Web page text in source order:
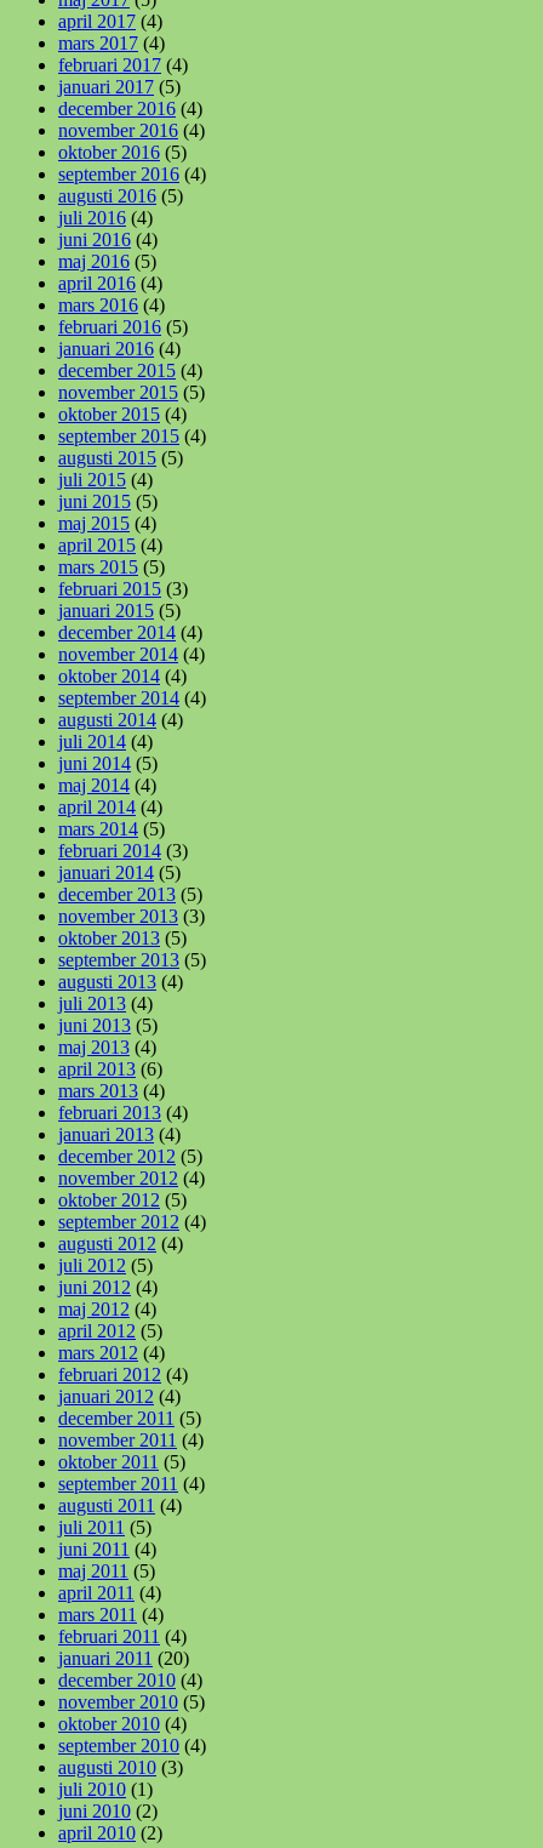
april 2017 (4)
mars 2017 (4)
februari 2017 (4)
januari 2017 (5)
december 2016 (4)
november 2016 (4)
oktober 2016 (5)
september 2016 (4)
augusti 2016 (5)
juli 2016 (4)
juni 2016 (4)
maj 2016 (5)
april 2016 (4)
mars 2016 (4)
februari 2016 (5)
januari 2016 (4)
december 2015 (4)
november 2015 (5)
oktober 2015 (4)
september 2015 (4)
augusti 2015 (5)
juli 2015 (4)
juni 2015 (5)
maj 2015 (4)
april 2015 (4)
mars 2015 (5)
februari 2015 (3)
januari 2015 (5)
december 2014 (4)
november 2014 (4)
oktober 2014 (4)
september 2014 (4)
augusti 2014 (4)
juli 2014 (4)
juni 2014 (5)
maj 2014 (4)
april 2014 (4)
mars 2014 (5)
februari 2014 (3)
januari 2014 (5)
december 2013 (5)
november 2013 (3)
oktober 2013 (5)
september 2013 (5)
augusti 2013 (4)
juli 2013 (4)
juni 2013 (5)
maj 2013 (4)
april 2013 (6)
mars 2013 (4)
februari 2013 (4)
januari 2013 (4)
december 2012 (5)
november 2012 (4)
oktober 2012 (5)
september 2012 (4)
augusti 2012 (4)
juli 2012 (5)
juni 2012 (4)
maj 2012 (4)
april 2012 (5)
mars 2012 (4)
februari 2012 (4)
januari 2012 (4)
december 2011 (5)
november 2011 (4)
oktober 2011 (5)
september 2011 (4)
augusti 2011 (4)
juli 2011 (5)
juni 2011 (4)
maj 2011 (5)
april 2011 (4)
mars 2011 (4)
februari 2011 (4)
januari 2011 (20)
december 2010 (4)
november 2010 (5)
oktober 2010 (4)
september 2010 (4)
augusti 2010 (3)
juli 2010 (1)
juni 2010 (2)
april 2010 (2)